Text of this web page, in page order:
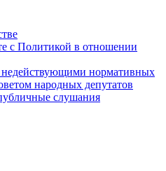
с Политикой в отношении
нормативных
народных депутатов
слушания